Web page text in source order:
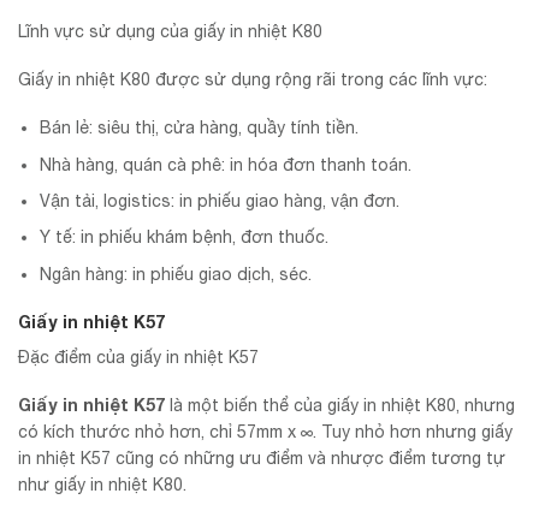
Lĩnh vực sử dụng của giấy in nhiệt K80
Giấy in nhiệt K80 được sử dụng rộng rãi trong các lĩnh vực:
Bán lẻ: siêu thị, cửa hàng, quầy tính tiền.
Nhà hàng, quán cà phê: in hóa đơn thanh toán.
Vận tải, logistics: in phiếu giao hàng, vận đơn.
Y tế: in phiếu khám bệnh, đơn thuốc.
Ngân hàng: in phiếu giao dịch, séc.
Giấy in nhiệt K57
Đặc điểm của giấy in nhiệt K57
Giấy in nhiệt K57 là một biến thể của giấy in nhiệt K80, nhưng
có kích thước nhỏ hơn, chỉ 57mm x ∞. Tuy nhỏ hơn nhưng giấy
in nhiệt K57 cũng có những ưu điểm và nhược điểm tương tự
như giấy in nhiệt K80.